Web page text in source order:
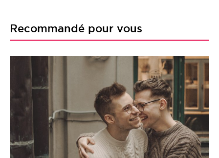
Recommandé pour vous